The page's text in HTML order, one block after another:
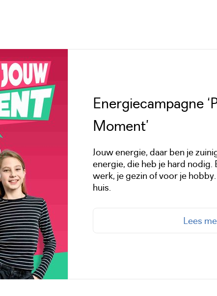
Energiecampagne
Moment’
Jouw energie, daar ben je
energie, die heb je hard
werk, je gezin of voor je
huis.
Lees